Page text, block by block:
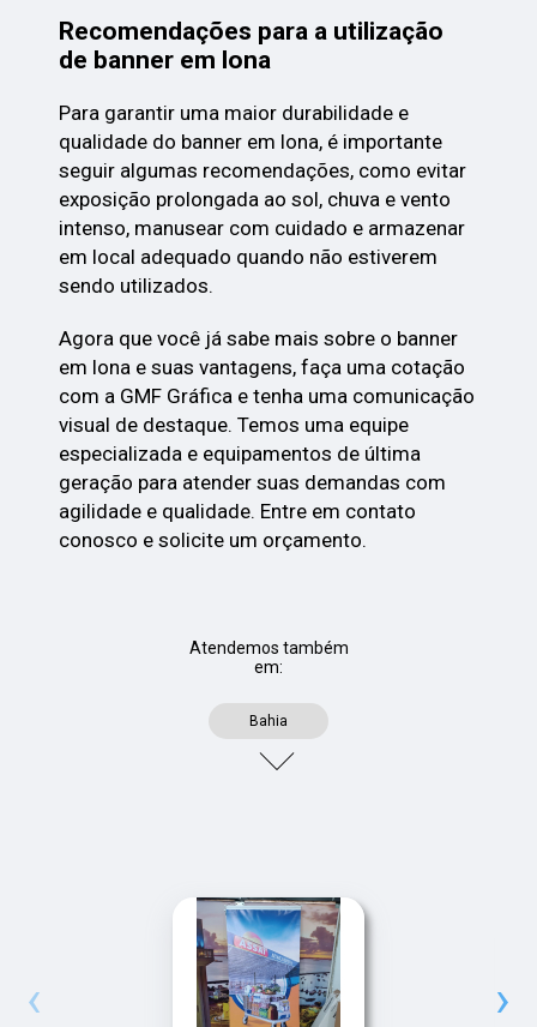
Recomendações para a utilização
de banner em lona
Para garantir uma maior durabilidade e
qualidade do banner em lona, é importante
seguir algumas recomendações, como evitar
exposição prolongada ao sol, chuva e vento
intenso, manusear com cuidado e armazenar
em local adequado quando não estiverem
sendo utilizados.
Agora que você já sabe mais sobre o banner
em lona e suas vantagens, faça uma cotação
com a GMF Gráfica e tenha uma comunicação
visual de destaque. Temos uma equipe
especializada e equipamentos de última
geração para atender suas demandas com
agilidade e qualidade. Entre em contato
conosco e solicite um orçamento.
Atendemos também
em:
Bahia
‹ ›